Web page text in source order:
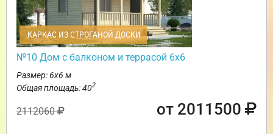
КАРКАС ИЗ СТРОГАНОЙ ДОСКИ
№10 Дом с балконом и террасой 6х6
Размер: 6х6 м
Общая площадь: 402
2112060 от 2011500